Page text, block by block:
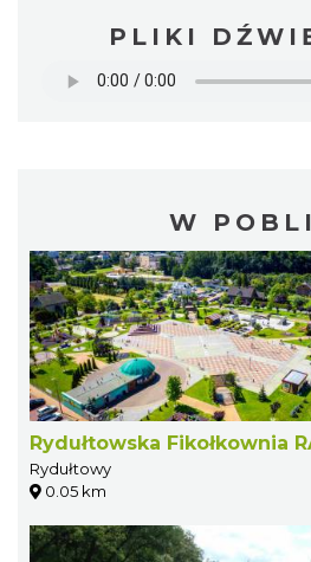
PLIKI
W
Rydułtowska Fikołkownia
Rydułtowy
0.05 km